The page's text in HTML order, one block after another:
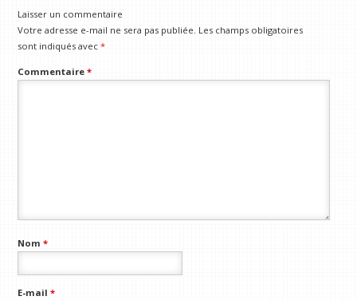
Laisser un commentaire
Votre adresse e-mail ne sera pas publiée. Les champs obligatoires
sont indiqués avec*
Commentaire*
Nom*
E-mail*